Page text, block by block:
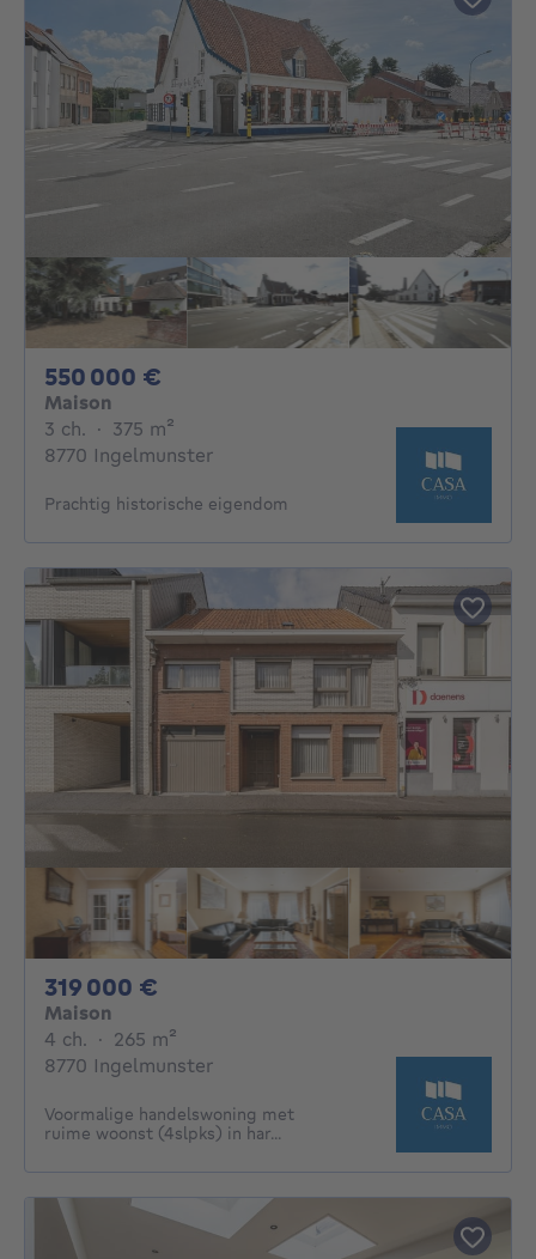
550 000 €
Maison
3 ch. 3 chambres
· 375 m²
8770 Ingelmunster
Prachtig historische eigendom
319 000 €
Maison
4 ch. 4 chambres
· 265 m²
8770 Ingelmunster
Voormalige handelswoning met
ruime woonst (4slpks) in har...